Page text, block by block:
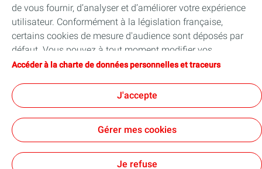
Lubrifiants
Professionnels
Alternance
Charte de données personnelles et cookies
Conditions générales de vente
de vous fournir, d’analyser et d’améliorer votre expérience
utilisateur. Conformément à la législation française,
certains cookies de mesure d'audience sont déposés par
défaut. Vous pouvez à tout moment modifier vos
paramètres de cookies en cliquant sur le bouton « Gérer
vous acceptez le dépôt de l’ensemble des cookies. Dans le
cas où vous cliquez sur « Je refuse », seuls les cookies
techniques nécessaires au bon fonctionnement du site
seront utilisés. Pour plus d’informations, vous pouvez
traceurs ».
Accéder à la charte de données personnelles et traceurs
J'accepte
Gérer mes cookies
Je refuse